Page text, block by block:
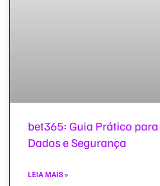
bet365: Guia Prático
Dados e Segurança
LEIA MAIS »